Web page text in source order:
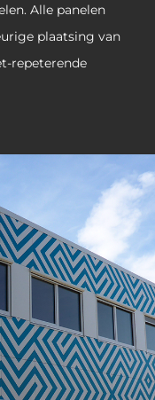
Alle panelen
plaatsing van
repeterende